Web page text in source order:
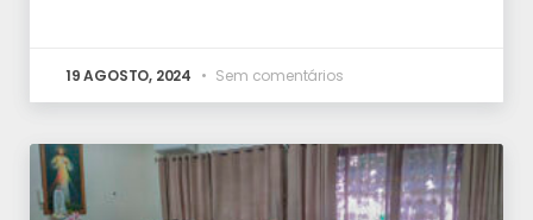
19 AGOSTO, 2024 Sem comentários